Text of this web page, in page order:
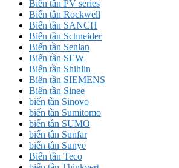
Biến tần PV series
Biến tần Rockwell
Biến tần SANCH
Biến tần Schneider
Biến tần Senlan
Biến tần SEW
Biến tần Shihlin
Biến tần SIEMENS
Biến tần Sinee
biến tần Sinovo
biến tần Sumitomo
biến tần SUMO
biến tần Sunfar
biến tần Sunye
Biến tần Teco